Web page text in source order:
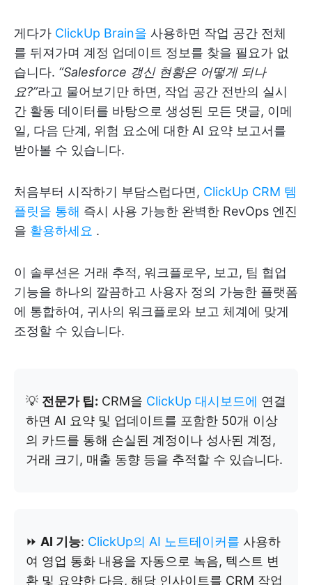
게다가 ClickUp Brain을 사용하면 작업 공간 전체
를 뒤져가며 계정 업데이트 정보를 찾을 필요가 없
습니다. “Salesforce 갱신 현황은 어떻게 되나
요?”라고 물어보기만 하면, 작업 공간 전반의 실시
간 활동 데이터를 바탕으로 생성된 모든 댓글, 이메
일, 다음 단계, 위험 요소에 대한 AI 요약 보고서를
받아볼 수 있습니다.
처음부터 시작하기 부담스럽다면, ClickUp CRM 템
플릿을 통해 즉시 사용 가능한 완벽한 RevOps 엔진
을 활용하세요 .
이 솔루션은 거래 추적, 워크플로우, 보고, 팀 협업
기능을 하나의 깔끔하고 사용자 정의 가능한 플랫폼
에 통합하여, 귀사의 워크플로와 보고 체계에 맞게
조정할 수 있습니다.
💡 전문가 팁: CRM을 ClickUp 대시보드에 연결
하면 AI 요약 및 업데이트를 포함한 50개 이상
의 카드를 통해 손실된 계정이나 성사된 계정,
거래 크기, 매출 동향 등을 추적할 수 있습니다.
⏩ AI 기능: ClickUp의 AI 노트테이커를 사용하
여 영업 통화 내용을 자동으로 녹음, 텍스트 변
환 및 요약한 다음, 해당 인사이트를 CRM 작업